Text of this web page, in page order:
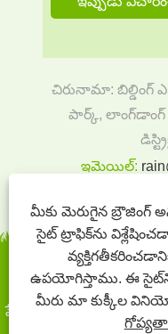
చిరునామా: బిల్డింగ్
పార్క్,
ఇమెయిల్:
కాపీరైట్ © 2022 సిన్స్ట్
పేపర్ బాక్స్‌లు, గిఫ్ట్
మీకు మెరుగైన బ్రౌజింగ్
సైట్ ట్రాఫిక్‌ను
ఉపయోగిస్తాము. ఈ
మీరు మా కుక్కీల